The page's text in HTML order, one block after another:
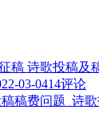
稿 诗歌投稿及
03-0414评论
稿费问题_诗